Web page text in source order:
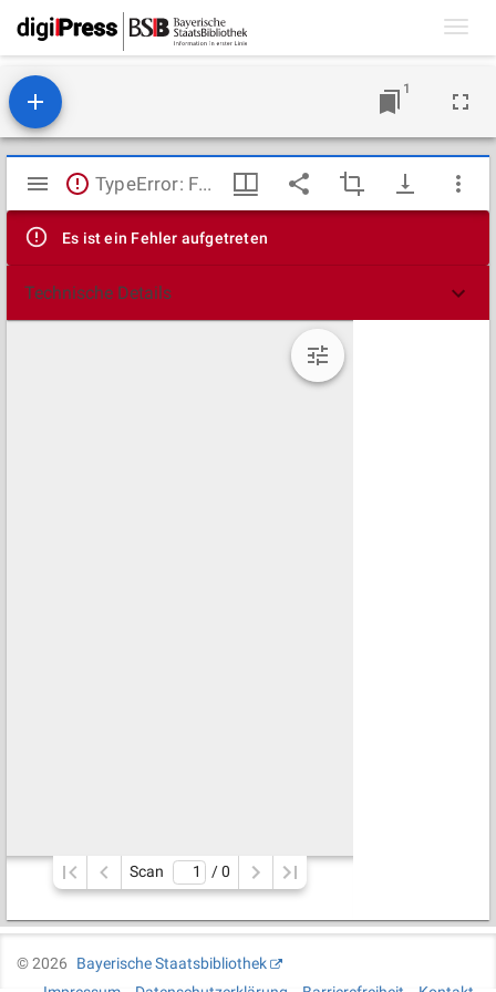
1
Mirador
Viewer
TypeError: Failed to fetch
Es ist ein Fehler aufgetreten
Technische Details
Scan / 0
©2026
Bayerische Staatsbibliothek